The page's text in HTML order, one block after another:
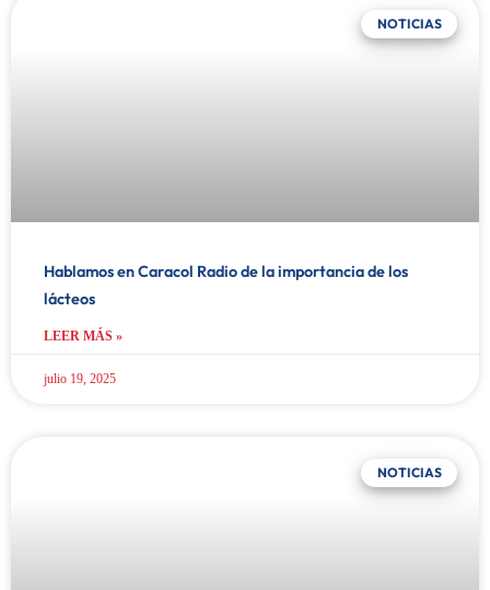
NOTICIAS
Hablamos en Caracol Radio de la importancia de los
lácteos
LEER MÁS »
julio 19, 2025
NOTICIAS